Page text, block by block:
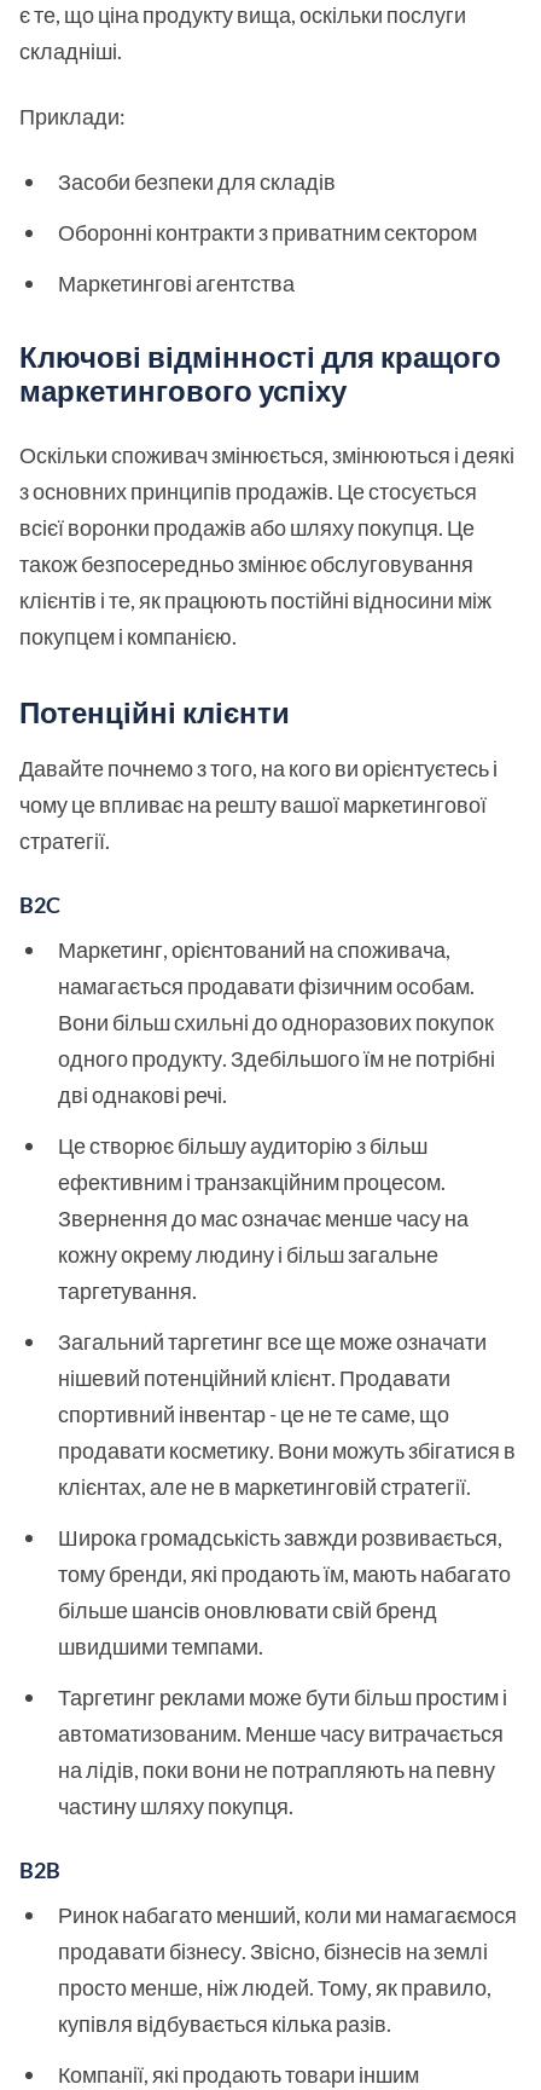
є те, що ціна продукту вища, оскільки послуги
складніші.
Приклади:
Засоби безпеки для складів
Оборонні контракти з приватним сектором
Маркетингові агентства
Ключові відмінності для кращого
маркетингового успіху
Оскільки споживач змінюється, змінюються і деякі
з основних принципів продажів. Це стосується
всієї воронки продажів або шляху покупця. Це
також безпосередньо змінює обслуговування
клієнтів і те, як працюють постійні відносини між
покупцем і компанією.
Потенційні клієнти
Давайте почнемо з того, на кого ви орієнтуєтесь і
чому це впливає на решту вашої маркетингової
стратегії.
B2C
Маркетинг, орієнтований на споживача,
намагається продавати фізичним особам.
Вони більш схильні до одноразових покупок
одного продукту. Здебільшого їм не потрібні
дві однакові речі.
Це створює більшу аудиторію з більш
ефективним і транзакційним процесом.
Звернення до мас означає менше часу на
кожну окрему людину і більш загальне
таргетування.
Загальний таргетинг все ще може означати
нішевий потенційний клієнт. Продавати
спортивний інвентар - це не те саме, що
продавати косметику. Вони можуть збігатися в
клієнтах, але не в маркетинговій стратегії.
Широка громадськість завжди розвивається,
тому бренди, які продають їм, мають набагато
більше шансів оновлювати свій бренд
швидшими темпами.
Таргетинг реклами може бути більш простим і
автоматизованим. Менше часу витрачається
на лідів, поки вони не потрапляють на певну
частину шляху покупця.
B2B
Ринок набагато менший, коли ми намагаємося
продавати бізнесу. Звісно, бізнесів на землі
просто менше, ніж людей. Тому, як правило,
купівля відбувається кілька разів.
Компанії, які продають товари іншим